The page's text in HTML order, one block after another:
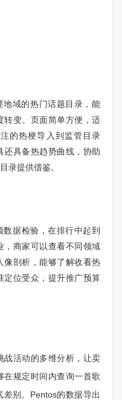
域的热门话题目录，能
转变。页面简单方便，适
的热梗导入到监管目录
还具备热趋势曲线，协助
录提供借鉴。
据检验，在排行中起到
，商家可以查看不同领域
像剖析，能够了解收看热
定位受众，提升推广预算
活动的多维分析，让卖
在规定时间内查询一首歌
别。Pentos的数据导出